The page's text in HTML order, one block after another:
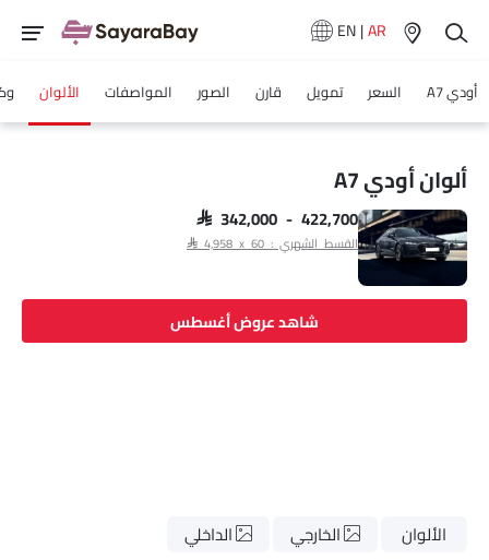
EN|AR
أودي A7 السعر تمويل قارن الصور المواصفات الألوان
ألوان أودي A7
SAR 342,000 - 422,700
القسط الشهري : SAR 4,958 x 60
شاهد عروض أغسطس
الألوان الخارجي الداخلي